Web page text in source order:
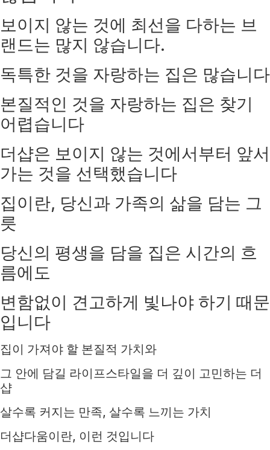
보이지 않는 것에 최선을 다하는 브
랜드는 많지 않습니다.
독특한 것을 자랑하는 집은 많습니다
본질적인 것을 자랑하는 집은 찾기
어렵습니다
더샵은 보이지 않는 것에서부터 앞서
가는 것을 선택했습니다
집이란, 당신과 가족의 삶을 담는 그
릇
당신의 평생을 담을 집은 시간의 흐
름에도
변함없이 견고하게 빛나야 하기 때문
입니다
집이 가져야 할 본질적 가치와
그 안에 담길 라이프스타일을 더 깊이 고민하는 더
샵
살수록 커지는 만족, 살수록 느끼는 가치
더샵다움이란, 이런 것입니다